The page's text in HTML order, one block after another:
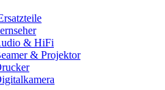
& HiFi
& Projektor